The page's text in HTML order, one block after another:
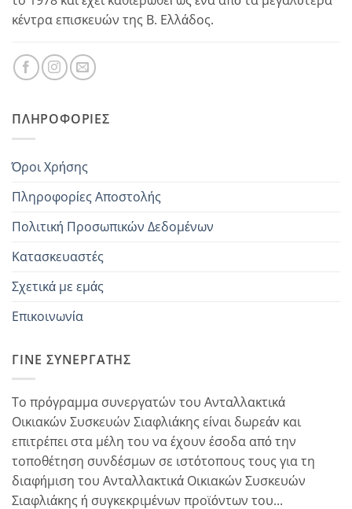
κέντρα επισκευών της Β. Ελλάδος.
ΠΛΗΡΟΦΟΡΊΕΣ
Όροι Χρήσης
Πληροφορίες Αποστολής
Πολιτική Προσωπικών Δεδομένων
Κατασκευαστές
Σχετικά με εμάς
Επικοινωνία
ΓΊΝΕ ΣΥΝΕΡΓΆΤΗΣ
Το πρόγραμμα συνεργατών του Ανταλλακτικά
Οικιακών Συσκευών Σιαφλιάκης είναι δωρεάν και
επιτρέπει στα μέλη του να έχουν έσοδα από την
τοποθέτηση συνδέσμων σε ιστότοπους τους για τη
διαφήμιση του Ανταλλακτικά Οικιακών Συσκευών
Σιαφλιάκης ή συγκεκριμένων προϊόντων του...